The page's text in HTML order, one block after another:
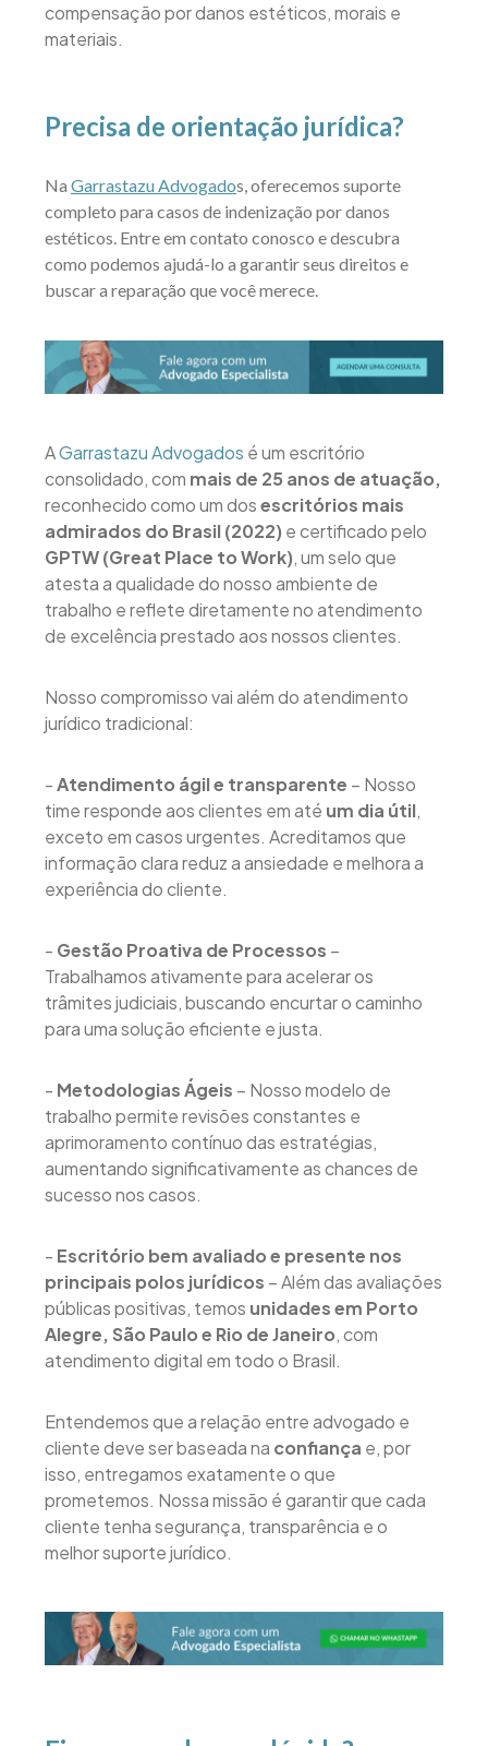
compensação por danos estéticos, morais e
materiais.
Precisa de orientação jurídica?
Na Garrastazu Advogados, oferecemos suporte
completo para casos de indenização por danos
estéticos. Entre em contato conosco e descubra
como podemos ajudá-lo a garantir seus direitos e
buscar a reparação que você merece.
AGarrastazu Advogados é um escritório
consolidado, com mais de 25 anos de atuação,
reconhecido como um dosescritórios mais
admirados do Brasil (2022) e certificado pelo
GPTW (Great Place to Work), um selo que
atesta a qualidade do nosso ambiente de
trabalho e reflete diretamente no atendimento
de excelência prestado aos nossos clientes.
Nosso compromisso vai além do atendimento
jurídico tradicional:
-Atendimento ágil e transparente – Nosso
time responde aos clientes em até um dia útil,
exceto em casos urgentes. Acreditamos que
informação clara reduz a ansiedade e melhora a
experiência do cliente.
- Gestão Proativa de Processos –
Trabalhamos ativamente para acelerar os
trâmites judiciais, buscando encurtar o caminho
para uma solução eficiente e justa.
- Metodologias Ágeis – Nosso modelo de
trabalho permite revisões constantes e
aprimoramento contínuo das estratégias,
aumentando significativamente as chances de
sucesso nos casos.
- Escritório bem avaliado e presente nos
principais polos jurídicos – Além das avaliações
públicas positivas, temos unidades em Porto
Alegre, São Paulo e Rio de Janeiro, com
atendimento digital em todo o Brasil.
Entendemos que a relação entre advogado e
cliente deve ser baseada na confiança e, por
isso, entregamos exatamente o que
prometemos. Nossa missão é garantir que cada
cliente tenha segurança, transparência e o
melhor suporte jurídico.